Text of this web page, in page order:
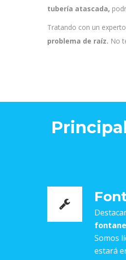
tubería atascada,
Tratando con un
problema de raíz. No
Somos
estará